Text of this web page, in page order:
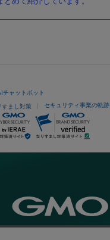
チャットボット
すまし対策 セキュリティ事業の軌跡